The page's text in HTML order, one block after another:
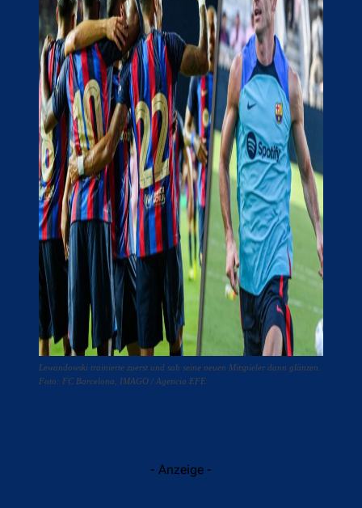
Lewandowski trainierte zuerst und sah seine neuen Mitspieler dann glänzen.
Foto: FC Barcelona, IMAGO / Agencia EFE
- Anzeige -